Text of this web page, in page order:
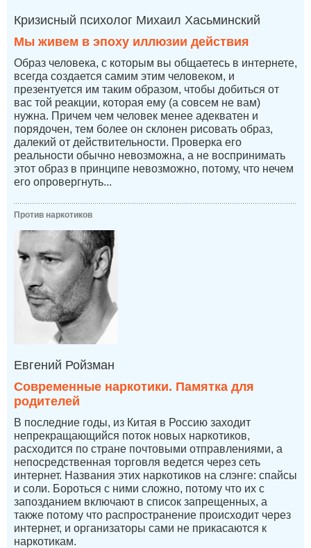
Кризисный психолог Михаил Хасьминский
Мы живем в эпоху иллюзии действия
Образ человека, с которым вы общаетесь в интернете,
всегда создается самим этим человеком, и
презентуется им таким образом, чтобы добиться от
вас той реакции, которая ему (а совсем не вам)
нужна. Причем чем человек менее адекватен и
порядочен, тем более он склонен рисовать образ,
далекий от действительности. Проверка его
реальности обычно невозможна, а не воспринимать
этот образ в принципе невозможно, потому, что нечем
его опровергнуть...
Против наркотиков
Евгений Ройзман
Современные наркотики. Памятка для
родителей
В последние годы, из Китая в Россию заходит
непрекращающийся поток новых наркотиков,
расходится по стране почтовыми отправлениями, а
непосредственная торговля ведется через сеть
интернет. Названия этих наркотиков на слэнге: спайсы
и соли. Бороться с ними сложно, потому что их с
запозданием включают в список запрещенных, а
также потому что распространение происходит через
интернет, и организаторы сами не прикасаются к
наркотикам.